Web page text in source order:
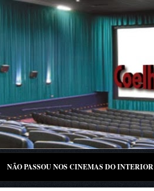
NÃO PASSOU NOS CINEMAS DO INTERIOR